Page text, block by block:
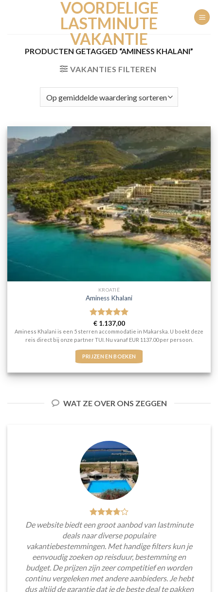
VOORDELIGE
LASTMINUTE
VAKANTIE
PRODUCTEN GETAGGED “AMINESS KHALANI”
VAKANTIES FILTEREN
KROATIË
Aminess Khalani
Gewaardeerd
5uit 5
€1.137,00
Aminess Khalani is een 5 sterren accommodatie in Makarska. U boekt deze
reis direct bij onze partner TUI. Nu vanaf EUR 1137.00 per persoon.
PRIJZEN EN BOEKEN
WAT ZE OVER ONS ZEGGEN
De website biedt een groot aanbod van lastminute
deals naar diverse populaire
vakantiebestemmingen. Met handige filters kun je
eenvoudig zoeken op reisduur, bestemming en
budget. De prijzen zijn zeer competitief en worden
continu vergeleken met andere aanbieders. Je hebt
dus altijd de garantie dat je de beste deal te pakken